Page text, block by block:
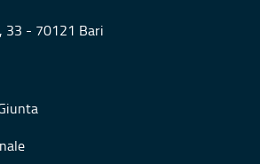
33 - 70121 Bari